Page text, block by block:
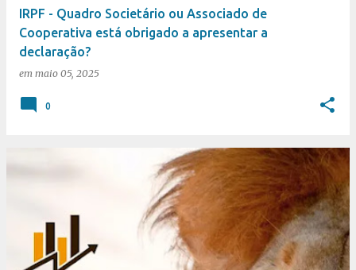
IRPF - Quadro Societário ou Associado de
Cooperativa está obrigado a apresentar a
declaração?
em maio 05, 2025
0